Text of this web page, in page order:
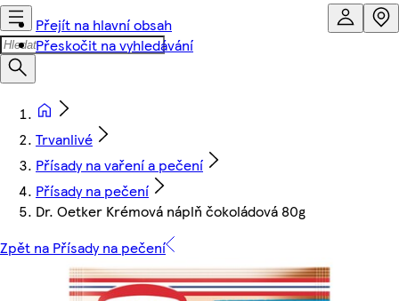
Přejít na hlavní obsah
Přeskočit na vyhledávání
Trvanlivé
Přísady na vaření a pečení
Přísady na pečení
Dr. Oetker Krémová náplň čokoládová 80g
Zpět na Přísady na pečení